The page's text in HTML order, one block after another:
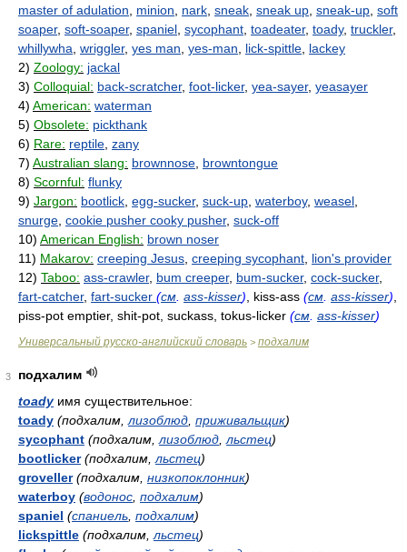
master of adulation
minion nark sneak sneak up sneak-up soft
soaper, soft-soaper, spaniel sycophant toadeater, toady, truckler,
whillywha wriggler, yes man yes-man lick-spittle lackey
2) Zoology: jackal
3) Colloquial: back-scratcher, foot-licker, yea-sayer, yeasayer
4) American: waterman
5) Obsolete: pickthank
6) Rare: reptile zany
7) Australian slang: brownnose browntongue
8) Scornful: flunky
9) Jargon: bootlick egg-sucker, suck-up waterboy, weasel
snurge cookie pusher cooky pusher, suck-off
10) American English: brown noser
11) Makarov: creeping Jesus creeping sycophant lion's provider
12) Taboo: ass-crawler, bum creeper, bum-sucker, cock-sucker,
fart-catcher, fart-sucker (см ass-kisser) , kiss-ass (см ass-kisser)
piss-pot emptier, shit-pot, suckass, tokus-licker (см ass-kisser)
Универсальный русско-английский словарь > подхалим
3
подхалим
toady имя существительное:
toady (подхалим, лизоблюд приживальщик)
sycophant (подхалим, лизоблюд льстец)
bootlicker (подхалим, льстец)
groveller (подхалим, низкопоклонник)
waterboy (водонос подхалим)
spaniel (спаниель подхалим)
lickspittle (подхалим, льстец)